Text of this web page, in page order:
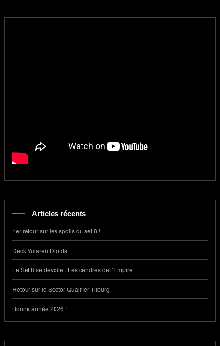
Articles récents
1er retour sur les spoils du set 8 !
Deck Yularen Droids
Le Set 8 se dévoile : Les cendres de l’Empire
Retour sur le Sector Qualifier Tilburg
Bonne année 2026 !